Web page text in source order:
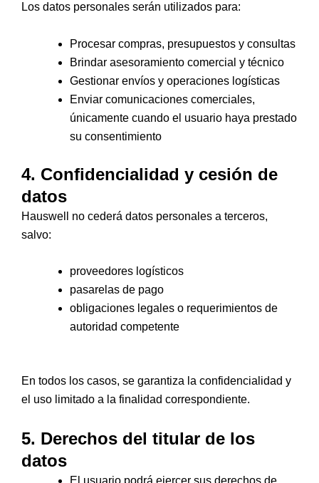
Los datos personales serán utilizados para:
Procesar compras, presupuestos y consultas
Brindar asesoramiento comercial y técnico
Gestionar envíos y operaciones logísticas
Enviar comunicaciones comerciales,
únicamente cuando el usuario haya prestado
su consentimiento
4. Confidencialidad y cesión de
datos
Hauswell no cederá datos personales a terceros,
salvo:
proveedores logísticos
pasarelas de pago
obligaciones legales o requerimientos de
autoridad competente
En todos los casos, se garantiza la confidencialidad y
el uso limitado a la finalidad correspondiente.
5. Derechos del titular de los
datos
El usuario podrá ejercer sus derechos de